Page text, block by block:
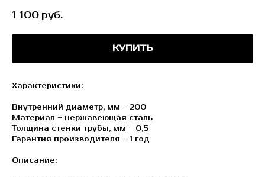
1 100 руб.
КУПИТЬ
Характеристики:
Внутренний диаметр, мм - 200
Материал - нержавеющая сталь
Толщина стенки трубы, мм - 0,5
Гарантия производителя - 1 год
Описание: